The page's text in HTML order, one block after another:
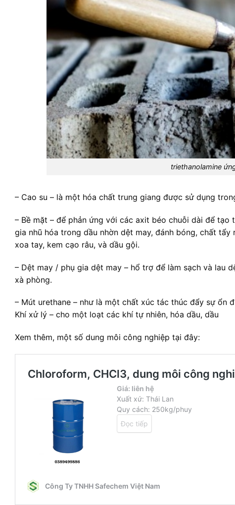
triethanolamine
– Cao su – là một hóa chất trung giang được sử dụng
– Bề mặt – để phản ứng với các axit béo chuỗi dài để
gia nhũ hóa trong dầu nhờn dệt may, đánh bóng, chất
xoa tay, kem cạo râu, và dầu gội.
– Dệt may / phụ gia dệt may – hổ trợ để làm sạch và lau
xà phòng.
– Mút urethane – như là một chất xúc tác thúc đẩy sự ổn
Khí xử lý – cho một loạt các khí tự nhiên, hóa dầu, dầu
Xem thêm, một số dung môi công nghiệp tại đây: